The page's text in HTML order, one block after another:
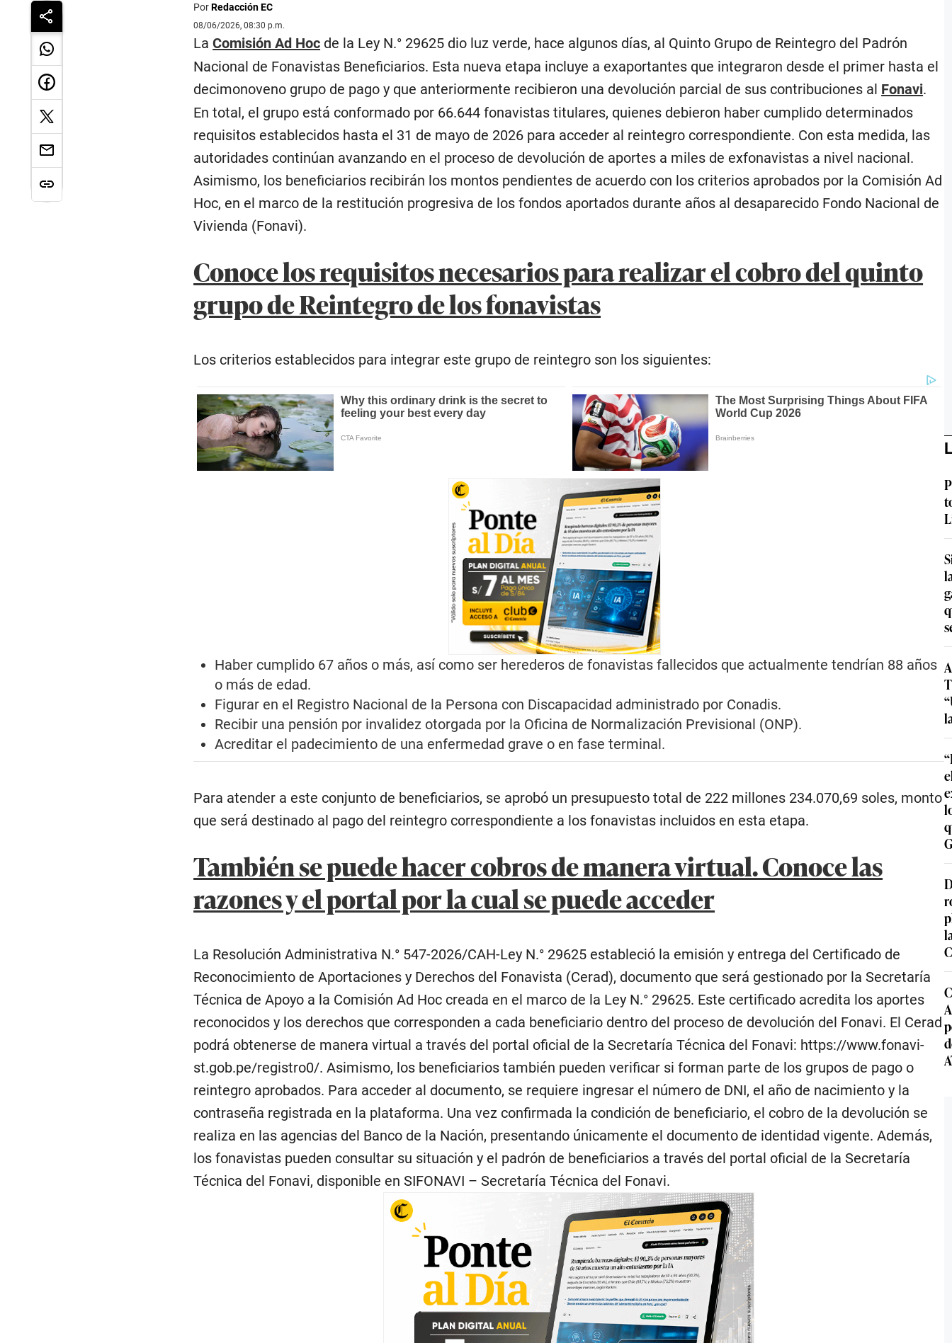
PorRedacción EC
08/06/2026, 08:30 p.m.
LaComisión Ad Hoc de la Ley N.° 29625 dio luz verde, hace algunos días, al Quinto Grupo de Reintegro del Padrón
Nacional de Fonavistas Beneficiarios. Esta nueva etapa incluye a exaportantes que integraron desde el primer hasta el
decimonoveno grupo de pago y que anteriormente recibieron una devolución parcial de sus contribuciones al Fonavi.
En total, el grupo está conformado por 66.644 fonavistas titulares, quienes debieron haber cumplido determinados
requisitos establecidos hasta el 31 de mayo de 2026 para acceder al reintegro correspondiente. Con esta medida, las
autoridades continúan avanzando en el proceso de devolución de aportes a miles de exfonavistas a nivel nacional.
Asimismo, los beneficiarios recibirán los montos pendientes de acuerdo con los criterios aprobados por la Comisión Ad
Hoc, en el marco de la restitución progresiva de los fondos aportados durante años al desaparecido Fondo Nacional de
Vivienda (Fonavi).
Conoce los requisitos necesarios para realizar el cobro del quinto
grupo de Reintegro de los fonavistas
Los criterios establecidos para integrar este grupo de reintegro son los siguientes:
Haber cumplido 67 años o más, así como ser herederos de fonavistas fallecidos que actualmente tendrían 88 años
o más de edad.
Figurar en el Registro Nacional de la Persona con Discapacidad administrado por Conadis.
Recibir una pensión por invalidez otorgada por la Oficina de Normalización Previsional (ONP).
Acreditar el padecimiento de una enfermedad grave o en fase terminal.
Para atender a este conjunto de beneficiarios, se aprobó un presupuesto total de 222 millones 234.070,69 soles, monto
que será destinado al pago del reintegro correspondiente a los fonavistas incluidos en esta etapa.
También se puede hacer cobros de manera virtual. Conoce las
razones y el portal por la cual se puede acceder
La Resolución Administrativa N.° 547-2026/CAH-Ley N.° 29625 estableció la emisión y entrega del Certificado de
Reconocimiento de Aportaciones y Derechos del Fonavista (Cerad), documento que será gestionado por la Secretaría
Técnica de Apoyo a la Comisión Ad Hoc creada en el marco de la Ley N.° 29625. Este certificado acredita los aportes
reconocidos y los derechos que corresponden a cada beneficiario dentro del proceso de devolución del Fonavi. El Cerad
podrá obtenerse de manera virtual a través del portal oficial de la Secretaría Técnica del Fonavi: https://www.fonavi-
st.gob.pe/registro0/. Asimismo, los beneficiarios también pueden verificar si forman parte de los grupos de pago o
reintegro aprobados. Para acceder al documento, se requiere ingresar el número de DNI, el año de nacimiento y la
contraseña registrada en la plataforma. Una vez confirmada la condición de beneficiario, el cobro de la devolución se
realiza en las agencias del Banco de la Nación, presentando únicamente el documento de identidad vigente. Además,
los fonavistas pueden consultar su situación y el padrón de beneficiarios a través del portal oficial de la Secretaría
Técnica del Fonavi, disponible en SIFONAVI – Secretaría Técnica del Fonavi.